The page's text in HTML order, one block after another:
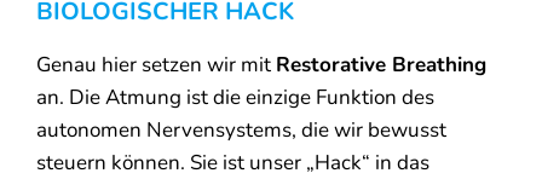
BIOLOGISCHER HACK
Genau hier setzen wir mit Restorative Breathing
an. Die Atmung ist die einzige Funktion des
autonomen Nervensystems, die wir bewusst
steuern können. Sie ist unser „Hack“ in das